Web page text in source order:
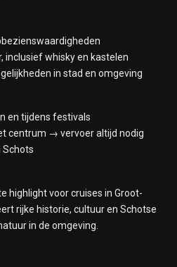
whisky en kastelen
in stad en omgeving
en tijdens festivals
centrum → vervoer altijd nodig
Schots
highlight voor cruises in Groot-
rijke historie, cultuur en Schotse
in de omgeving.